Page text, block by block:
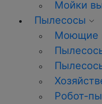
Мойки
Пылесосы
Моющие
Робот-